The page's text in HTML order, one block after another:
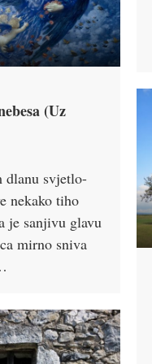
(Uz
dlanu svjetlo-
nekako tiho
je sanjivu glavu
mirno sniva